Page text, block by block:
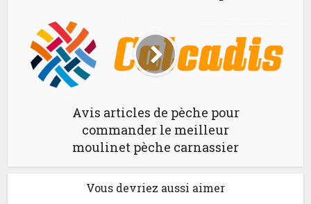
Avis articles de pèche pour
commander le meilleur
moulinet pèche carnassier
Vous devriez aussi aimer